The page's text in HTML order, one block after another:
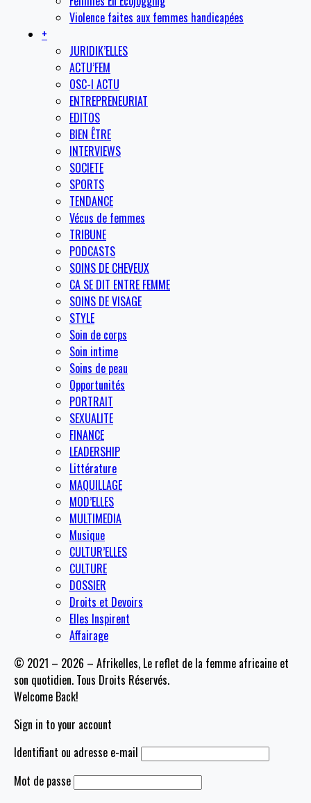
Violence faites aux femmes handicapées
+
JURIDIK’ELLES
ACTU’FEM
OSC-I ACTU
ENTREPRENEURIAT
EDITOS
BIEN ÊTRE
INTERVIEWS
SOCIETE
SPORTS
TENDANCE
Vécus de femmes
TRIBUNE
PODCASTS
SOINS DE CHEVEUX
CA SE DIT ENTRE FEMME
SOINS DE VISAGE
STYLE
Soin de corps
Soin intime
Soins de peau
Opportunités
PORTRAIT
SEXUALITE
FINANCE
LEADERSHIP
Littérature
MAQUILLAGE
MOD’ELLES
MULTIMEDIA
Musique
CULTUR’ELLES
CULTURE
DOSSIER
Droits et Devoirs
Elles Inspirent
Affairage
© 2021 – 2026 – Afrikelles, Le reflet de la femme africaine et
son quotidien. Tous Droits Réservés.
Welcome Back!
Sign in to your account
Identifiant ou adresse e-mail
Mot de passe